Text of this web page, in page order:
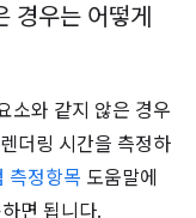
경우는 어떻게
소와 같지 않은 경우
더링 시간을 측정하
측정항목 도움말에
면 됩니다.